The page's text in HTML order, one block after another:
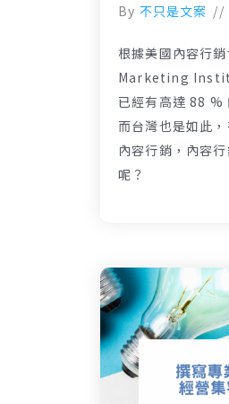
By 不只是文案
根據美國內容行
Marketing
已經有高達 88 %
而台灣也是如此
內容行銷，內容
呢？